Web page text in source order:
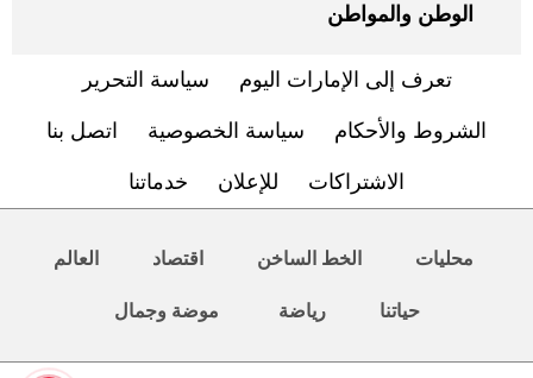
الوطن والمواطن
تعرف إلى الإمارات اليوم سياسة التحرير
الشروط والأحكام سياسة الخصوصية اتصل بنا
الاشتراكات للإعلان خدماتنا
محليات الخط الساخن اقتصاد العالم
حياتنا رياضة موضة وجمال